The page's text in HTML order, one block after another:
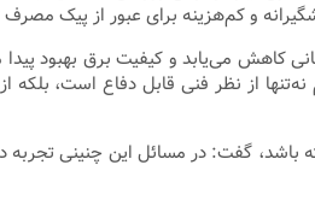
و کم‌هزینه برای عبور از پیک
کاهش می‌یابد و کیفیت برق بهبود
از نظر فنی قابل دفاع است، بلکه
باشد، گفت: در مسائل این چنینی تجربه